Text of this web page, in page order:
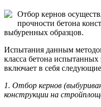
Отбор кернов
прочности бетона
выбуренных образцов.
Испытания данным
класса бетона
включает в себя
1. Отбор кернов
конструкции на